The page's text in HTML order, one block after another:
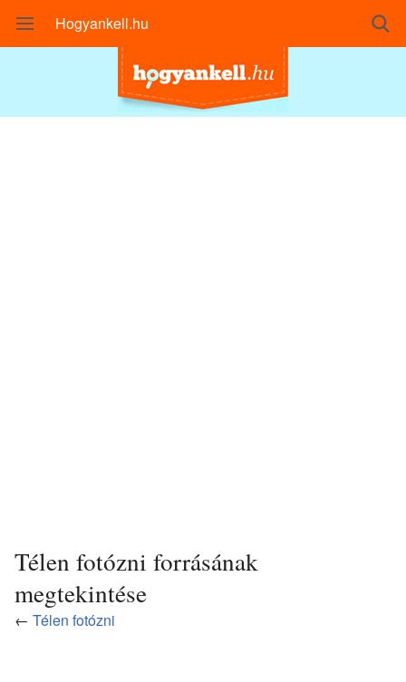
Hogyankell.hu
Télen fotózni forrásának
megtekintése
← Télen fotózni